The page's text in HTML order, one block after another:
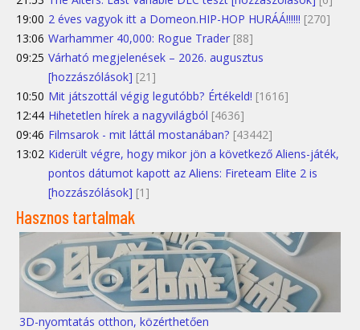
19:00 2 éves vagyok itt a Domeon.HIP-HOP HURÁÁ!!!!!! [270]
13:06 Warhammer 40,000: Rogue Trader [88]
09:25 Várható megjelenések – 2026. augusztus
[hozzászólások] [21]
10:50 Mit játszottál végig legutóbb? Értékeld! [1616]
12:44 Hihetetlen hírek a nagyvilágból [4636]
09:46 Filmsarok - mit láttál mostanában? [43442]
13:02 Kiderült végre, hogy mikor jön a következő Aliens-játék,
pontos dátumot kapott az Aliens: Fireteam Elite 2 is
[hozzászólások] [1]
Hasznos tartalmak
3D-nyomtatás otthon, közérthetően